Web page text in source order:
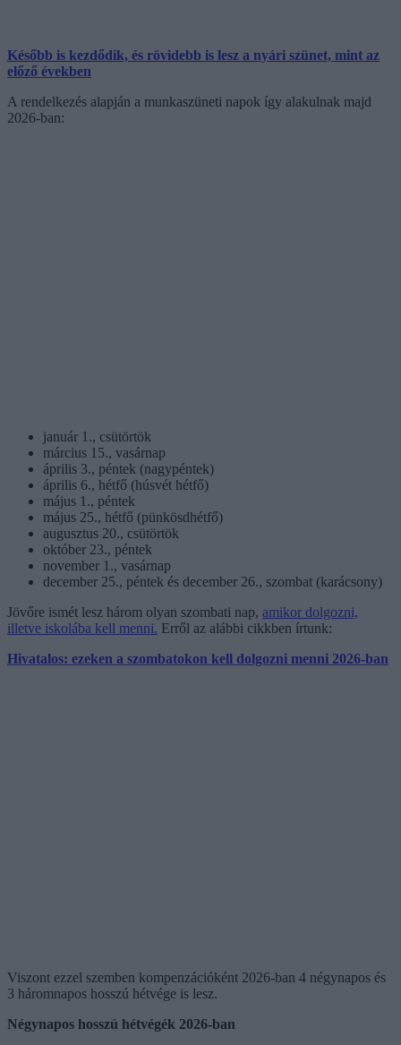
Később is kezdődik, és rövidebb is lesz a nyári szünet, mint az
előző években
A rendelkezés alapján a munkaszüneti napok így alakulnak majd
2026-ban:
január 1., csütörtök
március 15., vasárnap
április 3., péntek (nagypéntek)
április 6., hétfő (húsvét hétfő)
május 1., péntek
május 25., hétfő (pünkösdhétfő)
augusztus 20., csütörtök
október 23., péntek
november 1., vasárnap
december 25., péntek és december 26., szombat (karácsony)
Jövőre ismét lesz három olyan szombati nap, amikor dolgozni,
illetve iskolába kell menni. Erről az alábbi cikkben írtunk:
Hivatalos: ezeken a szombatokon kell dolgozni menni 2026-ban
Viszont ezzel szemben kompenzációként 2026-ban 4 négynapos és
3 háromnapos hosszú hétvége is lesz.
Négynapos hosszú hétvégék 2026-ban